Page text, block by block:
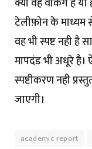
टेलीफ़ोन के माध्यम
वह भी स्पष्ट नही
मापदंड भी अधूरे
स्पष्टीकरण नही
जाएगी।
academic report